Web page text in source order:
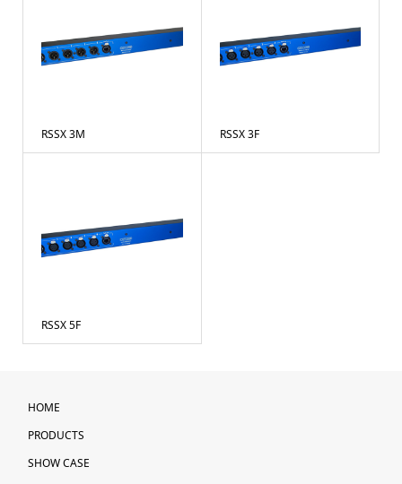
RSSX 3M RSSX 3F
RSSX 5F
HOME
PRODUCTS
SHOW CASE